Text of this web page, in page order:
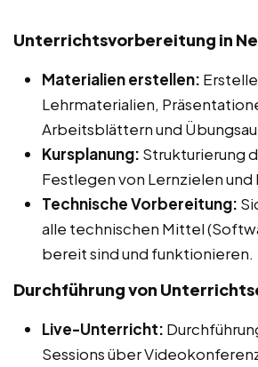
Unterrichtsvorbereitung in
Materialien erstellen:
Lehrmaterialien,
Arbeitsblättern und
Kursplanung: Strukturierung
Festlegen von Lernzielen
Technische Vorbereitung:
alle technischen Mittel
bereit sind und funktionieren.
Durchführung von
Live-Unterricht:
Sessions über